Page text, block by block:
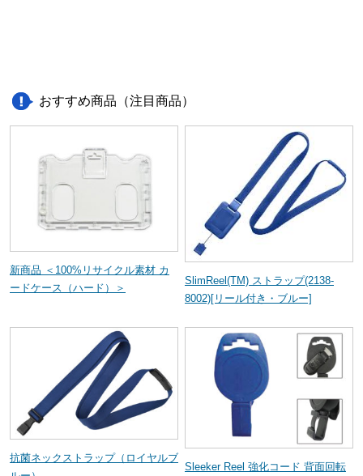
おすすめ商品（注目商品）
新商品 ＜100%リサイクル素材 カ
ードケース（ハード）＞
SlimReel(TM) ストラップ(2138-
8002)[リール付き・ブルー]
抗菌ネックストラップ（ロイヤルブ
Sleeker Reel 強化コード 背面回転